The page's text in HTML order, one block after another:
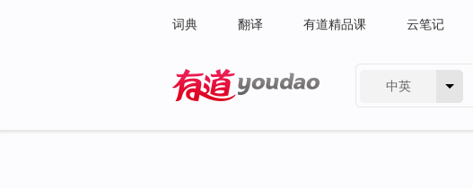
词典 翻译 有道精品课 云笔记
中英